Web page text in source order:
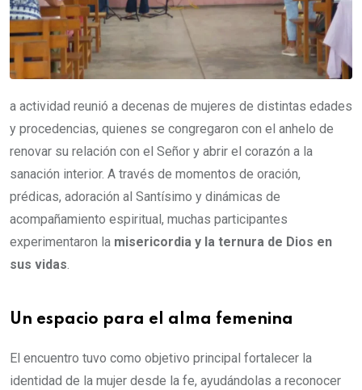
a actividad reunió a decenas de mujeres de distintas edades
y procedencias, quienes se congregaron con el anhelo de
renovar su relación con el Señor y abrir el corazón a la
sanación interior. A través de momentos de oración,
prédicas, adoración al Santísimo y dinámicas de
acompañamiento espiritual, muchas participantes
experimentaron la misericordia y la ternura de Dios en
sus vidas.
Un espacio para el alma femenina
El encuentro tuvo como objetivo principal fortalecer la
identidad de la mujer desde la fe, ayudándolas a reconocer